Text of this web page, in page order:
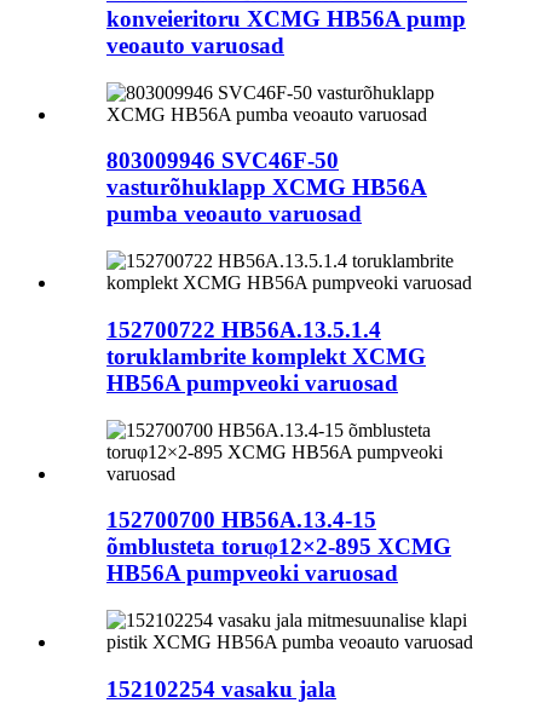
konveieritoru XCMG HB56A pump
veoauto varuosad
803009946 SVC46F-50
vasturõhuklapp XCMG HB56A
pumba veoauto varuosad
152700722 HB56A.13.5.1.4
toruklambrite komplekt XCMG
HB56A pumpveoki varuosad
152700700 HB56A.13.4-15
õmblusteta toruφ12×2-895 XCMG
HB56A pumpveoki varuosad
152102254 vasaku jala